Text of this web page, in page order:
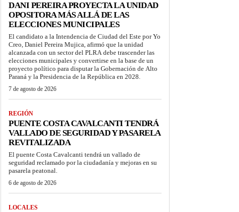
DANI PEREIRA PROYECTA LA UNIDAD
OPOSITORA MÁS ALLÁ DE LAS
ELECCIONES MUNICIPALES
El candidato a la Intendencia de Ciudad del Este por Yo
Creo, Daniel Pereira Mujica, afirmó que la unidad
alcanzada con un sector del PLRA debe trascender las
elecciones municipales y convertirse en la base de un
proyecto político para disputar la Gobernación de Alto
Paraná y la Presidencia de la República en 2028.
7 de agosto de 2026
REGIÓN
PUENTE COSTA CAVALCANTI TENDRÁ
VALLADO DE SEGURIDAD Y PASARELA
REVITALIZADA
El puente Costa Cavalcanti tendrá un vallado de
seguridad reclamado por la ciudadanía y mejoras en su
pasarela peatonal.
6 de agosto de 2026
LOCALES